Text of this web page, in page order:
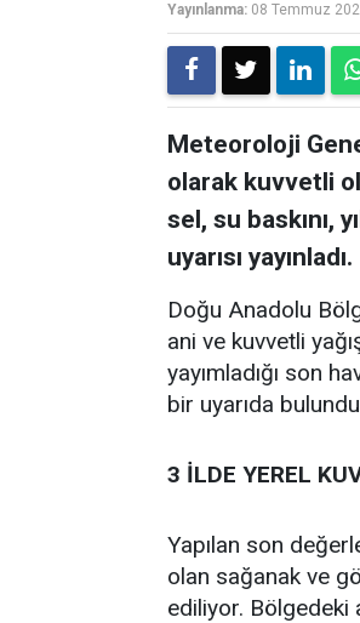
Yayınlanma: 08 Temmuz
Meteoroloji
olarak kuvvetli
sel, su baskını,
uyarısı yayınladı.
Doğu Anadolu
ani ve kuvvetli
yayımladığı son
bir uyarıda
3 İLDE YEREL
Yapılan son
olan sağanak ve
ediliyor. Bölgedeki